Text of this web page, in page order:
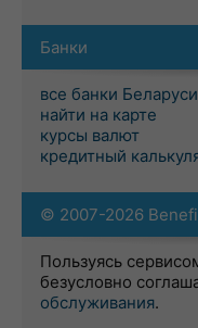
Банки
все банки Беларуси
найти на карте
курсы валют
кредитный
© 2007-2026
Пользуясь
безусловно
обслуживания.